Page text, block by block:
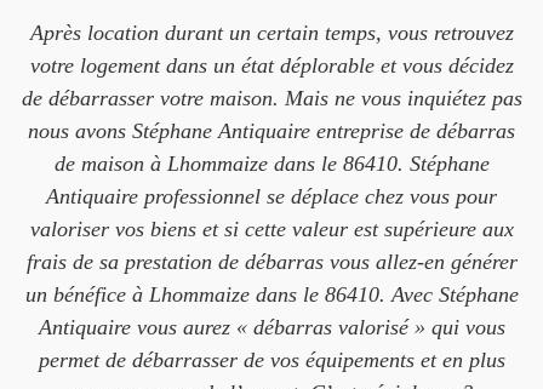
Après location durant un certain temps, vous retrouvez
votre logement dans un état déplorable et vous décidez
de débarrasser votre maison. Mais ne vous inquiétez pas
nous avons Stéphane Antiquaire entreprise de débarras
de maison à Lhommaize dans le 86410. Stéphane
Antiquaire professionnel se déplace chez vous pour
valoriser vos biens et si cette valeur est supérieure aux
frais de sa prestation de débarras vous allez-en générer
un bénéfice à Lhommaize dans le 86410. Avec Stéphane
Antiquaire vous aurez « débarras valorisé » qui vous
permet de débarrasser de vos équipements et en plus